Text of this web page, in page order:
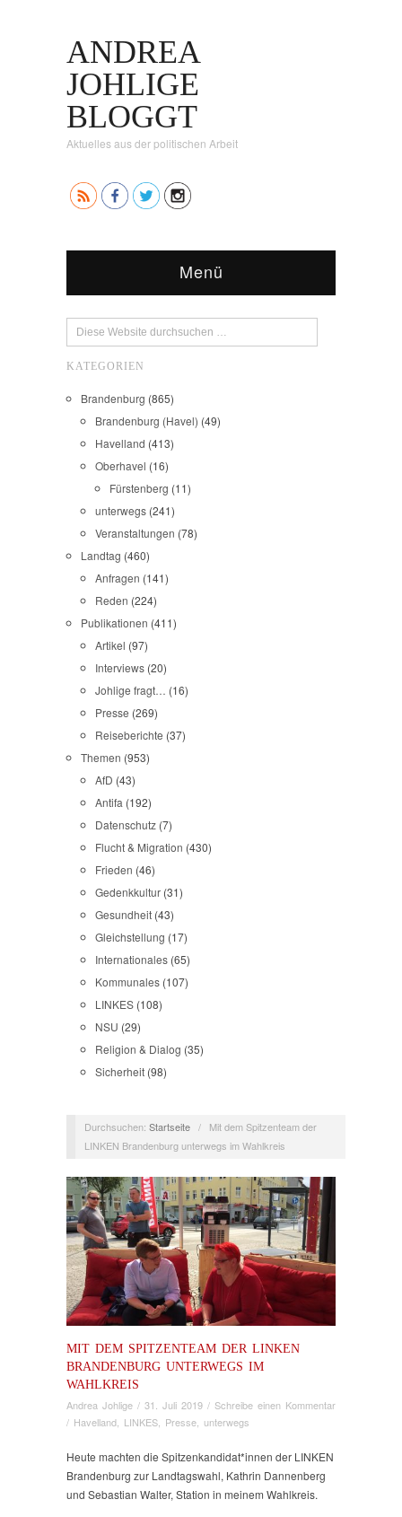
ANDREA
JOHLIGE
BLOGGT
Aktuelles aus der politischen Arbeit
Menü
KATEGORIEN
Brandenburg (865)
Brandenburg (Havel) (49)
Havelland (413)
Oberhavel (16)
Fürstenberg (11)
unterwegs (241)
Veranstaltungen (78)
Landtag (460)
Anfragen (141)
Reden (224)
Publikationen (411)
Artikel (97)
Interviews (20)
Johlige fragt… (16)
Presse (269)
Reiseberichte (37)
Themen (953)
AfD (43)
Antifa (192)
Datenschutz (7)
Flucht & Migration (430)
Frieden (46)
Gedenkkultur (31)
Gesundheit (43)
Gleichstellung (17)
Internationales (65)
Kommunales (107)
LINKES (108)
NSU (29)
Religion & Dialog (35)
Sicherheit (98)
Durchsuchen: Startseite /
Mit dem Spitzenteam der
LINKEN Brandenburg unterwegs im Wahlkreis
MIT DEM SPITZENTEAM DER LINKEN
BRANDENBURG UNTERWEGS IM
WAHLKREIS
Andrea Johlige / 31. Juli 2019 / Schreibe einen Kommentar
/ Havelland LINKES Presse unterwegs
Heute machten die Spitzenkandidat*innen der LINKEN
Brandenburg zur Landtagswahl, Kathrin Dannenberg
und Sebastian Walter, Station in meinem Wahlkreis.